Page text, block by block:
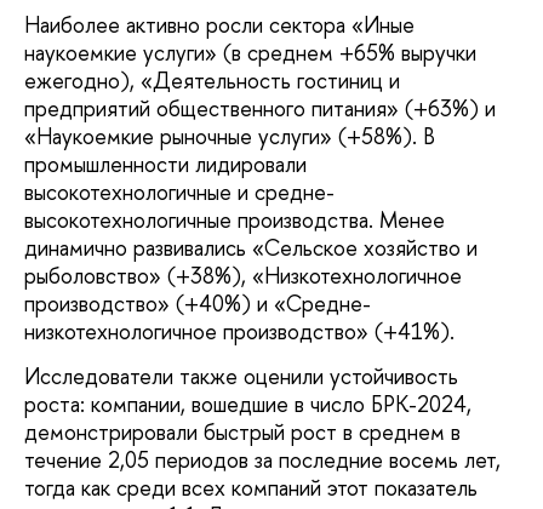
Наиболее активно росли сектора «Иные
наукоемкие услуги» (в среднем +65% выручки
ежегодно), «Деятельность гостиниц и
предприятий общественного питания» (+63%) и
«Наукоемкие рыночные услуги» (+58%). В
промышленности лидировали
высокотехнологичные и средне-
высокотехнологичные производства. Менее
динамично развивались «Сельское хозяйство и
рыболовство» (+38%), «Низкотехнологичное
производство» (+40%) и «Средне-
низкотехнологичное производство» (+41%).
Исследователи также оценили устойчивость
роста: компании, вошедшие в число БРК-2024,
демонстрировали быстрый рост в среднем в
течение 2,05 периодов за последние восемь лет,
тогда как среди всех компаний этот показатель